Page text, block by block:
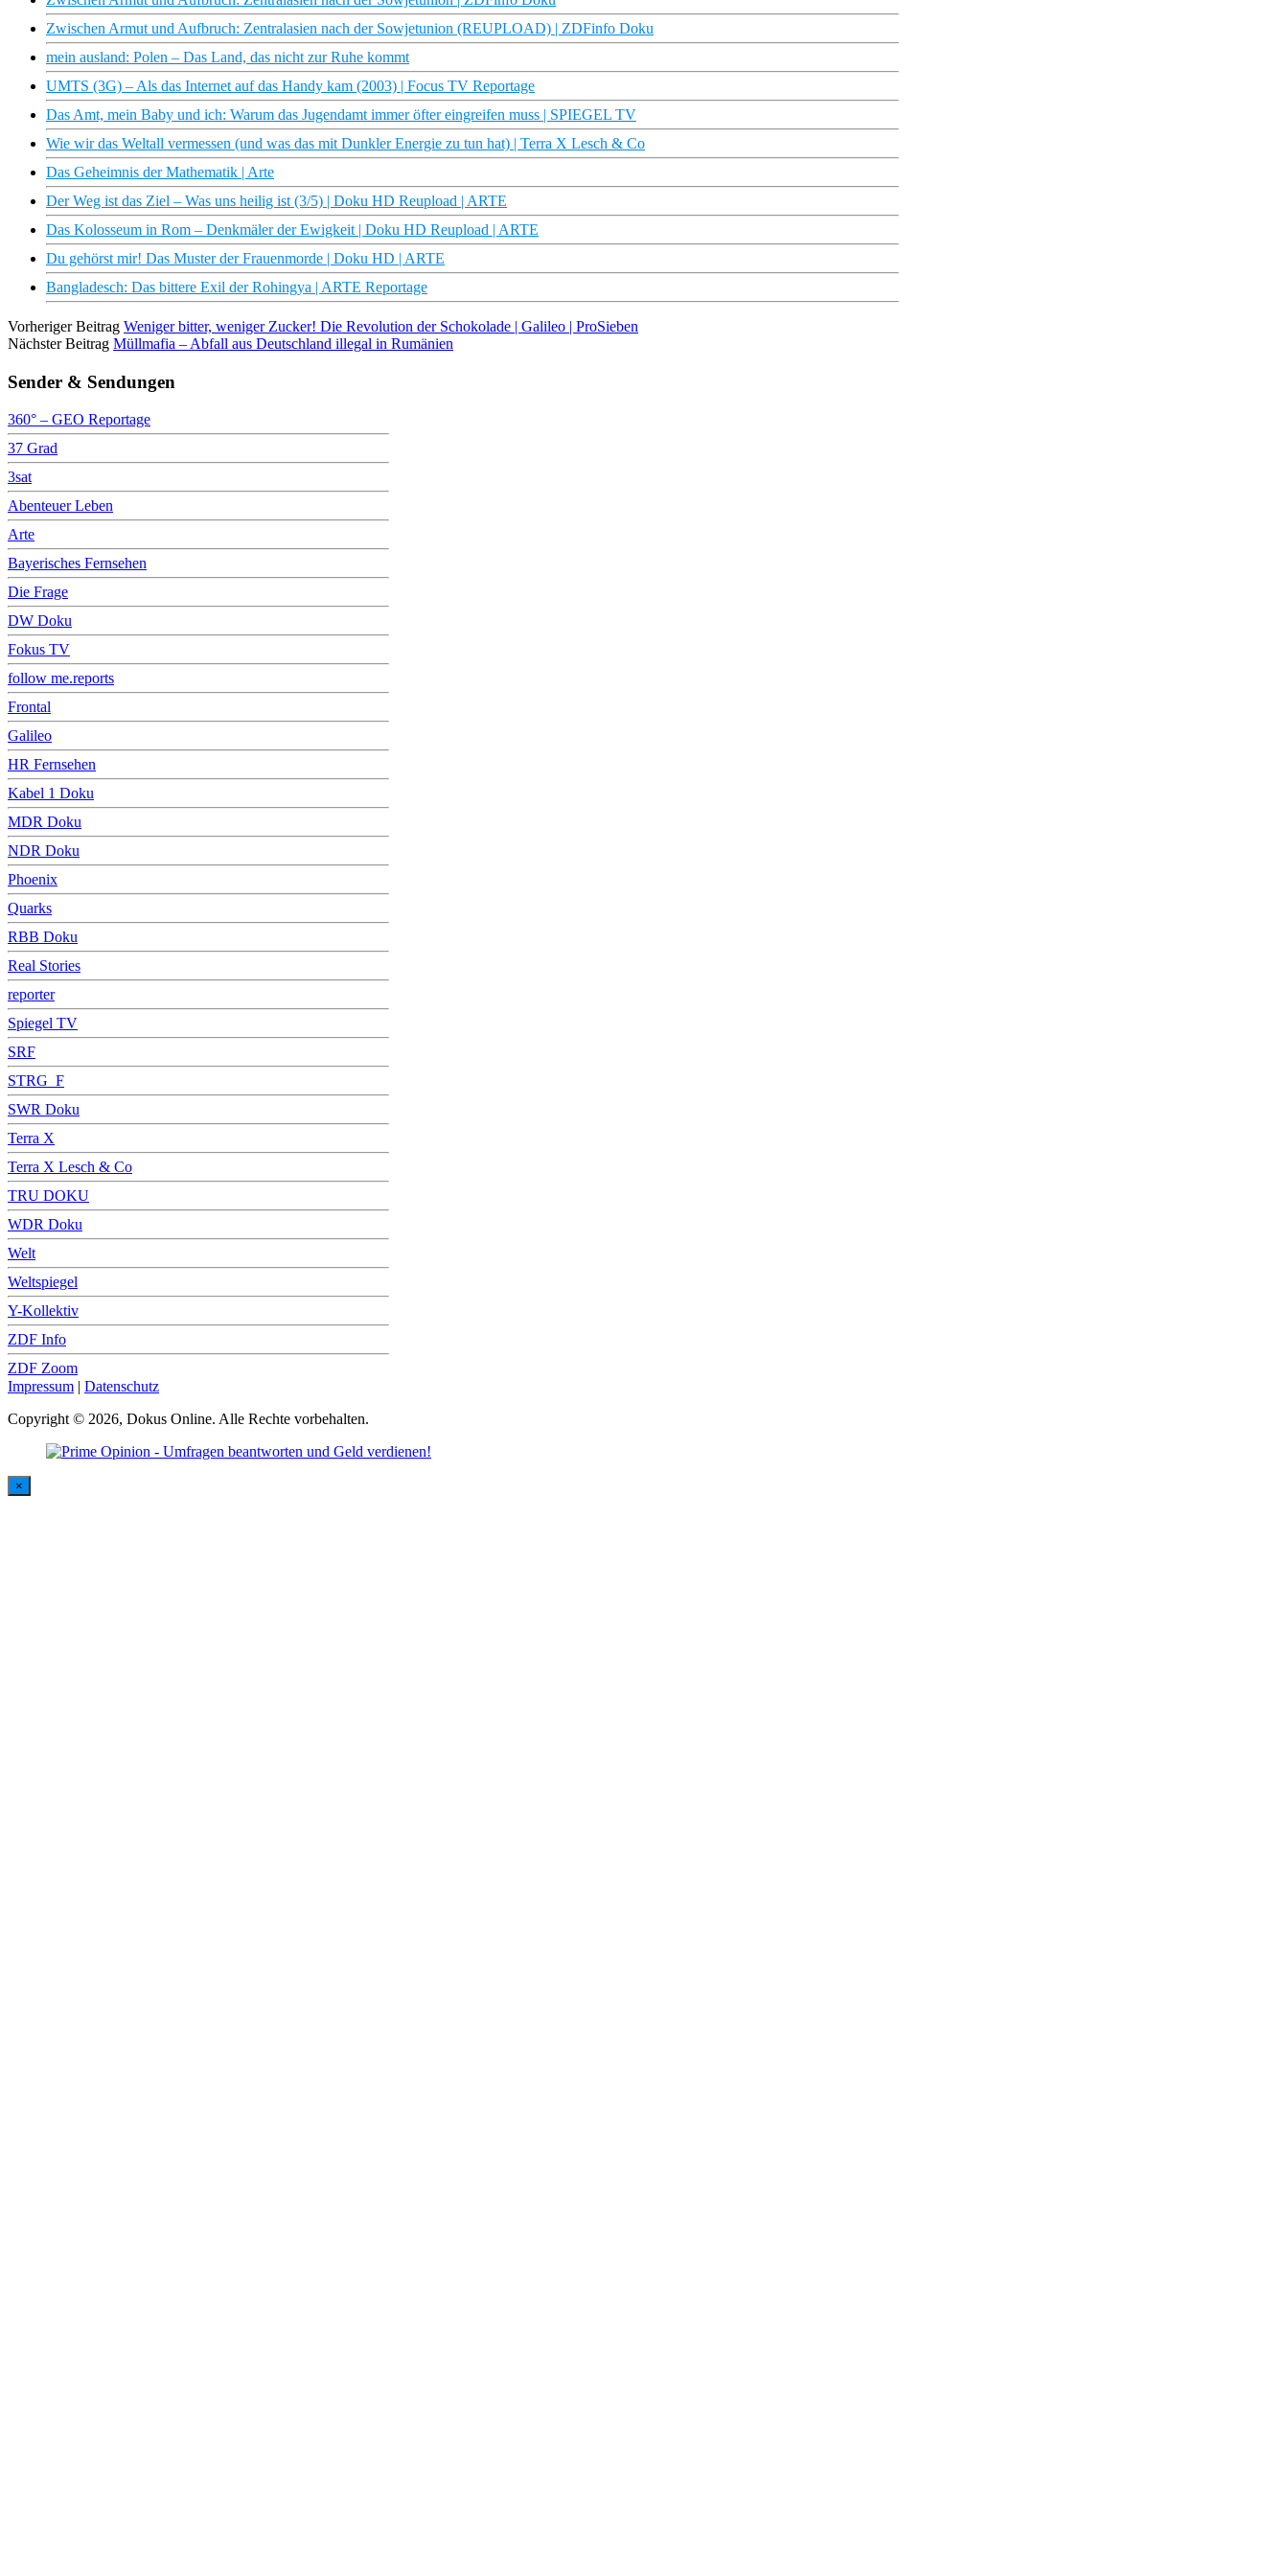
Zwischen Armut und Aufbruch: Zentralasien nach der Sowjetunion (REUPLOAD) | ZDFinfo Doku
mein ausland: Polen – Das Land, das nicht zur Ruhe kommt
UMTS (3G) – Als das Internet auf das Handy kam (2003) | Focus TV Reportage
Das Amt, mein Baby und ich: Warum das Jugendamt immer öfter eingreifen muss | SPIEGEL TV
Wie wir das Weltall vermessen (und was das mit Dunkler Energie zu tun hat) | Terra X Lesch & Co
Das Geheimnis der Mathematik | Arte
Der Weg ist das Ziel – Was uns heilig ist (3/5) | Doku HD Reupload | ARTE
Das Kolosseum in Rom – Denkmäler der Ewigkeit | Doku HD Reupload | ARTE
Du gehörst mir! Das Muster der Frauenmorde | Doku HD | ARTE
Bangladesch: Das bittere Exil der Rohingya | ARTE Reportage
Vorheriger Beitrag Weniger bitter, weniger Zucker! Die Revolution der Schokolade | Galileo | ProSieben
Nächster Beitrag Müllmafia – Abfall aus Deutschland illegal in Rumänien
Sender & Sendungen
360° – GEO Reportage
37 Grad
3sat
Abenteuer Leben
Arte
Bayerisches Fernsehen
Die Frage
DW Doku
Fokus TV
follow me.reports
Frontal
Galileo
HR Fernsehen
Kabel 1 Doku
MDR Doku
NDR Doku
Phoenix
Quarks
RBB Doku
Real Stories
reporter
Spiegel TV
SRF
STRG_F
SWR Doku
Terra X
Terra X Lesch & Co
TRU DOKU
WDR Doku
Welt
Weltspiegel
Y-Kollektiv
ZDF Info
ZDF Zoom
Impressum | Datenschutz
Copyright © 2026, Dokus Online. Alle Rechte vorbehalten.
×